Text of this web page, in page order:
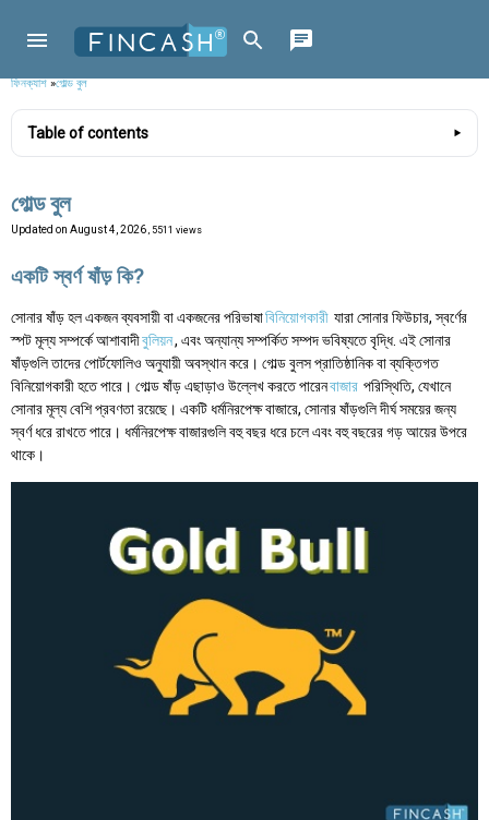
ফিনক্যাশ»গোল্ড বুল
Table of contents
গোল্ড বুল
Updated on August 4, 2026 , 5511 views
একটি স্বর্ণ ষাঁড় কি?
সোনার ষাঁড় হল একজন ব্যবসায়ী বা একজনের পরিভাষাবিনিয়োগকারী যারা সোনার ফিউচার, স্বর্ণের
স্পট মূল্য সম্পর্কে আশাবাদীবুলিয়ন, এবং অন্যান্য সম্পর্কিত সম্পদ ভবিষ্যতে বৃদ্ধি. এই সোনার
ষাঁড়গুলি তাদের পোর্টফোলিও অনুযায়ী অবস্থান করে। গোল্ড বুলস প্রাতিষ্ঠানিক বা ব্যক্তিগত
বিনিয়োগকারী হতে পারে। গোল্ড ষাঁড় এছাড়াও উল্লেখ করতে পারেনবাজার পরিস্থিতি, যেখানে
সোনার মূল্য বেশি প্রবণতা রয়েছে। একটি ধর্মনিরপেক্ষ বাজারে, সোনার ষাঁড়গুলি দীর্ঘ সময়ের জন্য
স্বর্ণ ধরে রাখতে পারে। ধর্মনিরপেক্ষ বাজারগুলি বহু বছর ধরে চলে এবং বহু বছরের গড় আয়ের উপরে
থাকে।